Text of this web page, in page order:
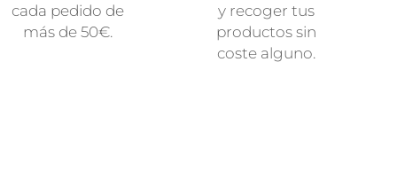
cada pedido de
más de 50€.
y recoger tus
productos sin
coste alguno.